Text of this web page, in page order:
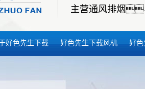
主营通风排烟
好色先生下载 好色先生下载风机 好